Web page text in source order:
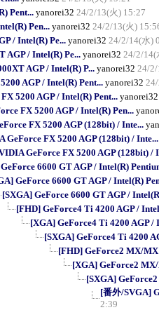
Pent... yanorei32 24/2/13(火) 15:27
Pen... yanorei32 24/2/13(火)
/ Intel(R) Pe... yanorei32 24/2/14(水)
AGP / Intel(R) Pe...yanorei32 24/2/14(
AGP / Intel(R) P... yanorei32 24/
AGP / Intel(R) Pent... yanorei32
5200 AGP / Intel(R) Pent... yanorei32
FX 5200 AGP / Intel(R) Pen...
FX 5200 AGP (128bit) / Inte...
GeForce FX 5200 AGP (128bit) / Inte...
GeForce FX 5200 AGP (128bit) /
6600 GT AGP / Intel(R)
GeForce 6600 GT AGP / Intel(R)
[SXGA] GeForce 6600 GT AGP /
[FHD] GeForce4 Ti 4200 AGP /
[XGA] GeForce4 Ti 4200 AGP /
[SXGA] GeForce4 Ti 4200
[FHD] GeForce2 MX/
[XGA] GeForce2
[SXGA]
[番外/SVGA]
2:39